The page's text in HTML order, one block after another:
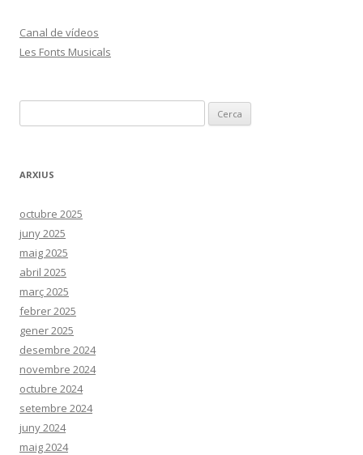
Canal de vídeos
Les Fonts Musicals
e
c
ARXIUS
octubre 2025
juny 2025
maig 2025
abril 2025
març 2025
febrer 2025
gener 2025
desembre 2024
novembre 2024
octubre 2024
setembre 2024
juny 2024
maig 2024